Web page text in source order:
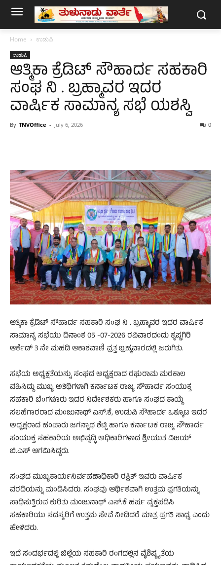
Home ಉಡುಪಿ
ಉಡುಪಿ
ಆತ್ಮಿಕಾ ಕ್ರೆಡಿಟ್ ಸೌಹಾರ್ದ ಸಹಕಾರಿ
ಸಂಘ ನಿ‌ . ಬ್ರಹ್ಮಾವರ ಇದರ
ವಾರ್ಷಿಕ ಸಾಮಾನ್ಯ ಸಭೆ ಯಶಸ್ವಿ
By TNVOffice - July 6, 2026 0
ಆತ್ಮಿಕಾ ಕ್ರೆಡಿಟ್ ಸೌಹಾರ್ದ ಸಹಕಾರಿ ಸಂಘ ನಿ‌ . ಬ್ರಹ್ಮಾವರ ಇದರ ವಾರ್ಷಿಕ
ಸಾಮಾನ್ಯ ಸಭೆಯು ದಿನಾಂಕ 05 -07-2026 ರವಿವಾರದಂದು ಕೃಷ್ಣಗಿರಿ
ಆರ್ಕೆಡ್ 3 ನೇ ಮಹಡಿ ಆಕಾಶವಾಣಿ ವ್ರತ್ತ ಬ್ರಹ್ಮವಾರದಲ್ಲಿ ಜರುಗಿತು.
ಸಭೆಯ ಅಧ್ಯಕ್ಷತೆಯನ್ನು ಸಂಘದ ಅಧ್ಯಕ್ಷರಾದ ರಘುರಾಮ ಮರಕಾಲ
ವಹಿಸಿದ್ದು ಮುಖ್ಯ ಅತಿಥಿಗಳಾಗಿ ಕರ್ನಾಟಕ ರಾಜ್ಯ ಸೌಹಾರ್ದ ಸಂಯುಕ್ತ
ಸಹಕಾರಿ ಬೆಂಗಳೂರು ಇದರ ನಿರ್ದೇಶಕರು ಹಾಗೂ ಸಂಘದ ಕಾಯ್ದೆ
ಸಲಹೆಗಾರರಾದ ಮಂಜುನಾಥ್ ಎಸ್.ಕೆ, ಉಡುಪಿ ಸೌಹಾರ್ದ ಒಕ್ಕೂಟ ಇದರ
ಅಧ್ಯಕ್ಷರಾದ ಹಂಪಾರು ಜಗನ್ನಾಥ ಶೆಟ್ಟಿ ಹಾಗೂ ಕರ್ನಾಟಕ ರಾಜ್ಯ ಸೌಹಾರ್ದ
ಸಂಯುಕ್ತ ಸಹಕಾರಿಯ ಅಭಿವೃದ್ಧಿ ಅಧಿಕಾರಿಗಳಾದ ಶ್ರೀಯುತ ವಿಜಯ್
ಬಿ.ಎಸ್ ಆಗಮಿಸಿದ್ದರು.
ಸಂಘದ ಮುಖ್ಯಕಾರ್ಯನಿರ್ವಹಣಾಧಿಕಾರಿ ರಕ್ಷಿತ್ ಇವರು ವಾರ್ಷಿಕ
ವರದಿಯನ್ನು ಮಂಡಿಸಿದರು. ಸಂಘವು ಆರ್ಥಿಕವಾಗಿ ಉತ್ತಮ ಪ್ರಗತಿಯನ್ನು
ಸಾಧಿಸುತ್ತಿರುವ ಕುರಿತು ಮಂಜುನಾಥ್ ಎಸ್.ಕೆ ಹರ್ಷ ವ್ಯಕ್ತಪಡಿಸಿ
ಸಹಕಾರಿಯು ಸದಸ್ಯರಿಗೆ ಉತ್ತಮ ಸೇವೆ ನೀಡಿದರೆ ಮಾತ್ರ ಪ್ರಗತಿ ಸಾಧ್ಯ ಎಂದು
ಹೇಳಿದರು.
ಇದೆ ಸಂದರ್ಭದಲ್ಲಿ ಜಿಲ್ಲೆಯ ಸಹಕಾರಿ ರಂಗದಲ್ಲಿನ ವೈಶಿಷ್ಟ್ಯತೆಯ